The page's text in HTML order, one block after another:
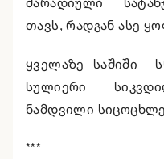
თავს, რადგან ასე
ყველაზე საშიში
სულიერი
ნამდვილი
***